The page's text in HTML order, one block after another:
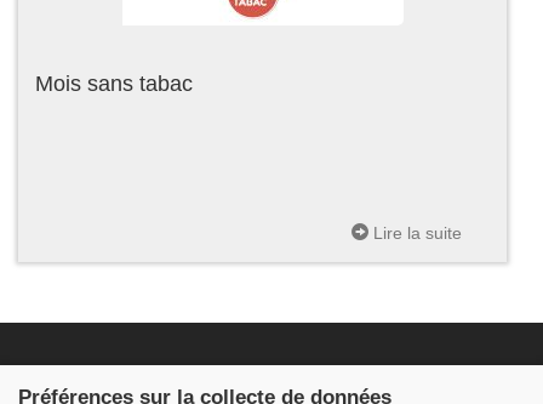
Mois sans tabac
Lire la suite
Préférences sur la collecte de données